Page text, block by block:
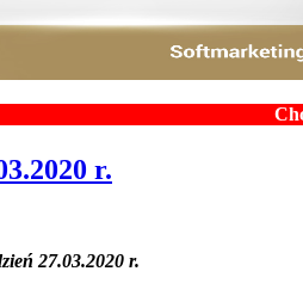
Chcesz
r.
27.03.2020 r.